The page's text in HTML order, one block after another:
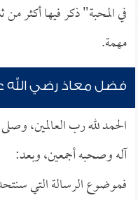
في المحبة" ذكر فيها أكثر
مهمة.
فضل معاذ رضي الله
الحمد لله رب العالمين،
آله وصحبه أجمعين، وبعد:
فموضوع الرسالة التي